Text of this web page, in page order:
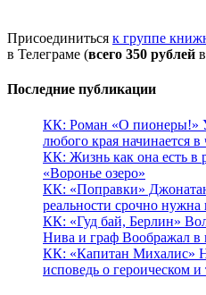
Присоединиться к группе
в Телеграме (всего 350 рублей
Последние публикации
КК: Роман «О пионеры!»
любого края начинается в
КК: Жизнь как она есть в
«Воронье озеро»
КК: «Поправки»
реальности срочно нужна
КК: «Гуд бай, Берлин»
Нива и граф Воображал в
КК: «Капитан Михалис»
исповедь о героическом